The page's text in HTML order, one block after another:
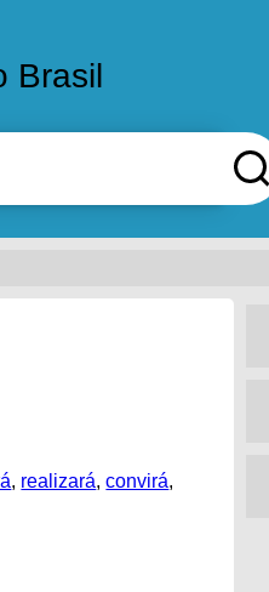
Brasil
, realizará,convirá,